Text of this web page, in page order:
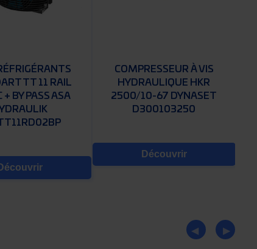
TT 11 RAIL
+ BY PASS ASA
COMPRESSEUR À VIS
HYDRAULIQUE HKR
2500/10-67 DYNASET
D300103250
Découvrir